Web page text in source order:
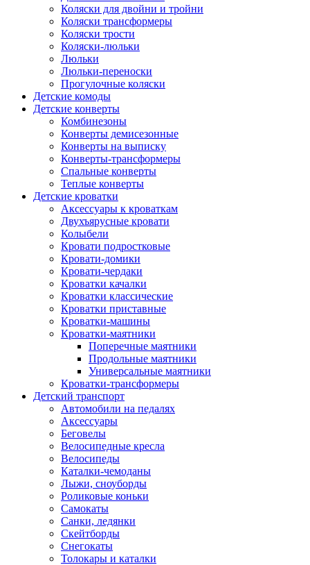
Коляски для двойни и тройни
Коляски трансформеры
Коляски трости
Коляски-люльки
Люльки
Люльки-переноски
Прогулочные коляски
Детские комоды
Детские конверты
Комбинезоны
Конверты демисезонные
Конверты на выписку
Конверты-трансформеры
Спальные конверты
Теплые конверты
Детские кроватки
Аксессуары к кроваткам
Двухъярусные кровати
Колыбели
Кровати подростковые
Кровати-домики
Кровати-чердаки
Кроватки качалки
Кроватки классические
Кроватки приставные
Кроватки-машины
Кроватки-маятники
Поперечные маятники
Продольные маятники
Универсальные маятники
Кроватки-трансформеры
Детский транспорт
Автомобили на педалях
Аксессуары
Беговелы
Велосипедные кресла
Велосипеды
Каталки-чемоданы
Лыжи, сноуборды
Роликовые коньки
Самокаты
Санки, ледянки
Скейтборды
Снегокаты
Толокары и каталки